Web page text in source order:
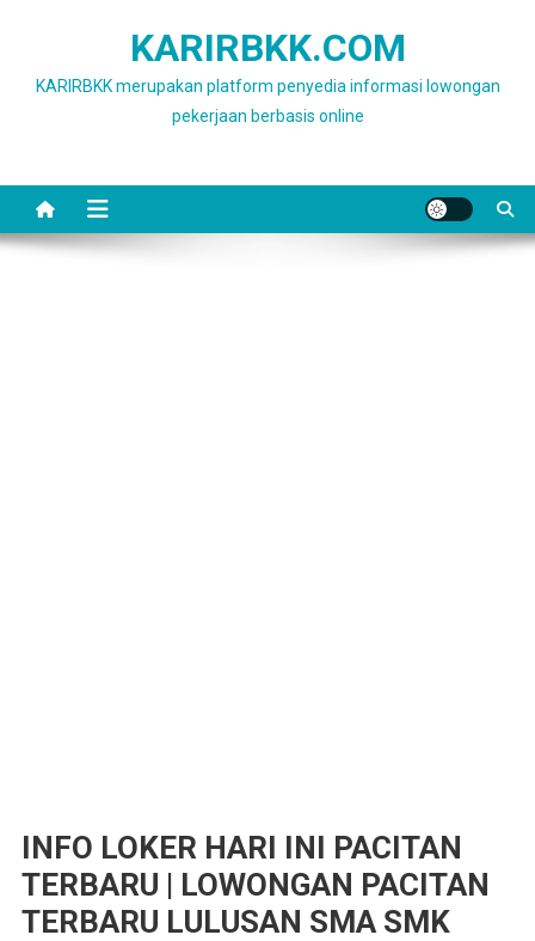
KARIRBKK.COM
KARIRBKK merupakan platform penyedia informasi lowongan
pekerjaan berbasis online
INFO LOKER HARI INI PACITAN
TERBARU | LOWONGAN PACITAN
TERBARU LULUSAN SMA SMK